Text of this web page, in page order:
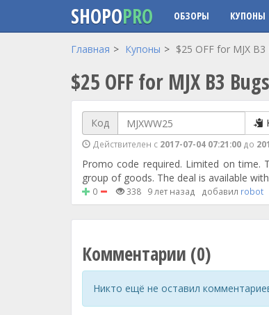
Перейти к основному содержанию
SHOPOPRO ОБЗОРЫ КУПОНЫ
Главная Купоны $25 OFF for MJX
$25 OFF for MJX B3
Код
Действителен с 2017-07-04 07:21:00 до
Promo code required. Limited on time.
group of goods. The deal is available
0 338 9 лет назад добавил robot
Комментарии (0)
Никто ещё не оставил